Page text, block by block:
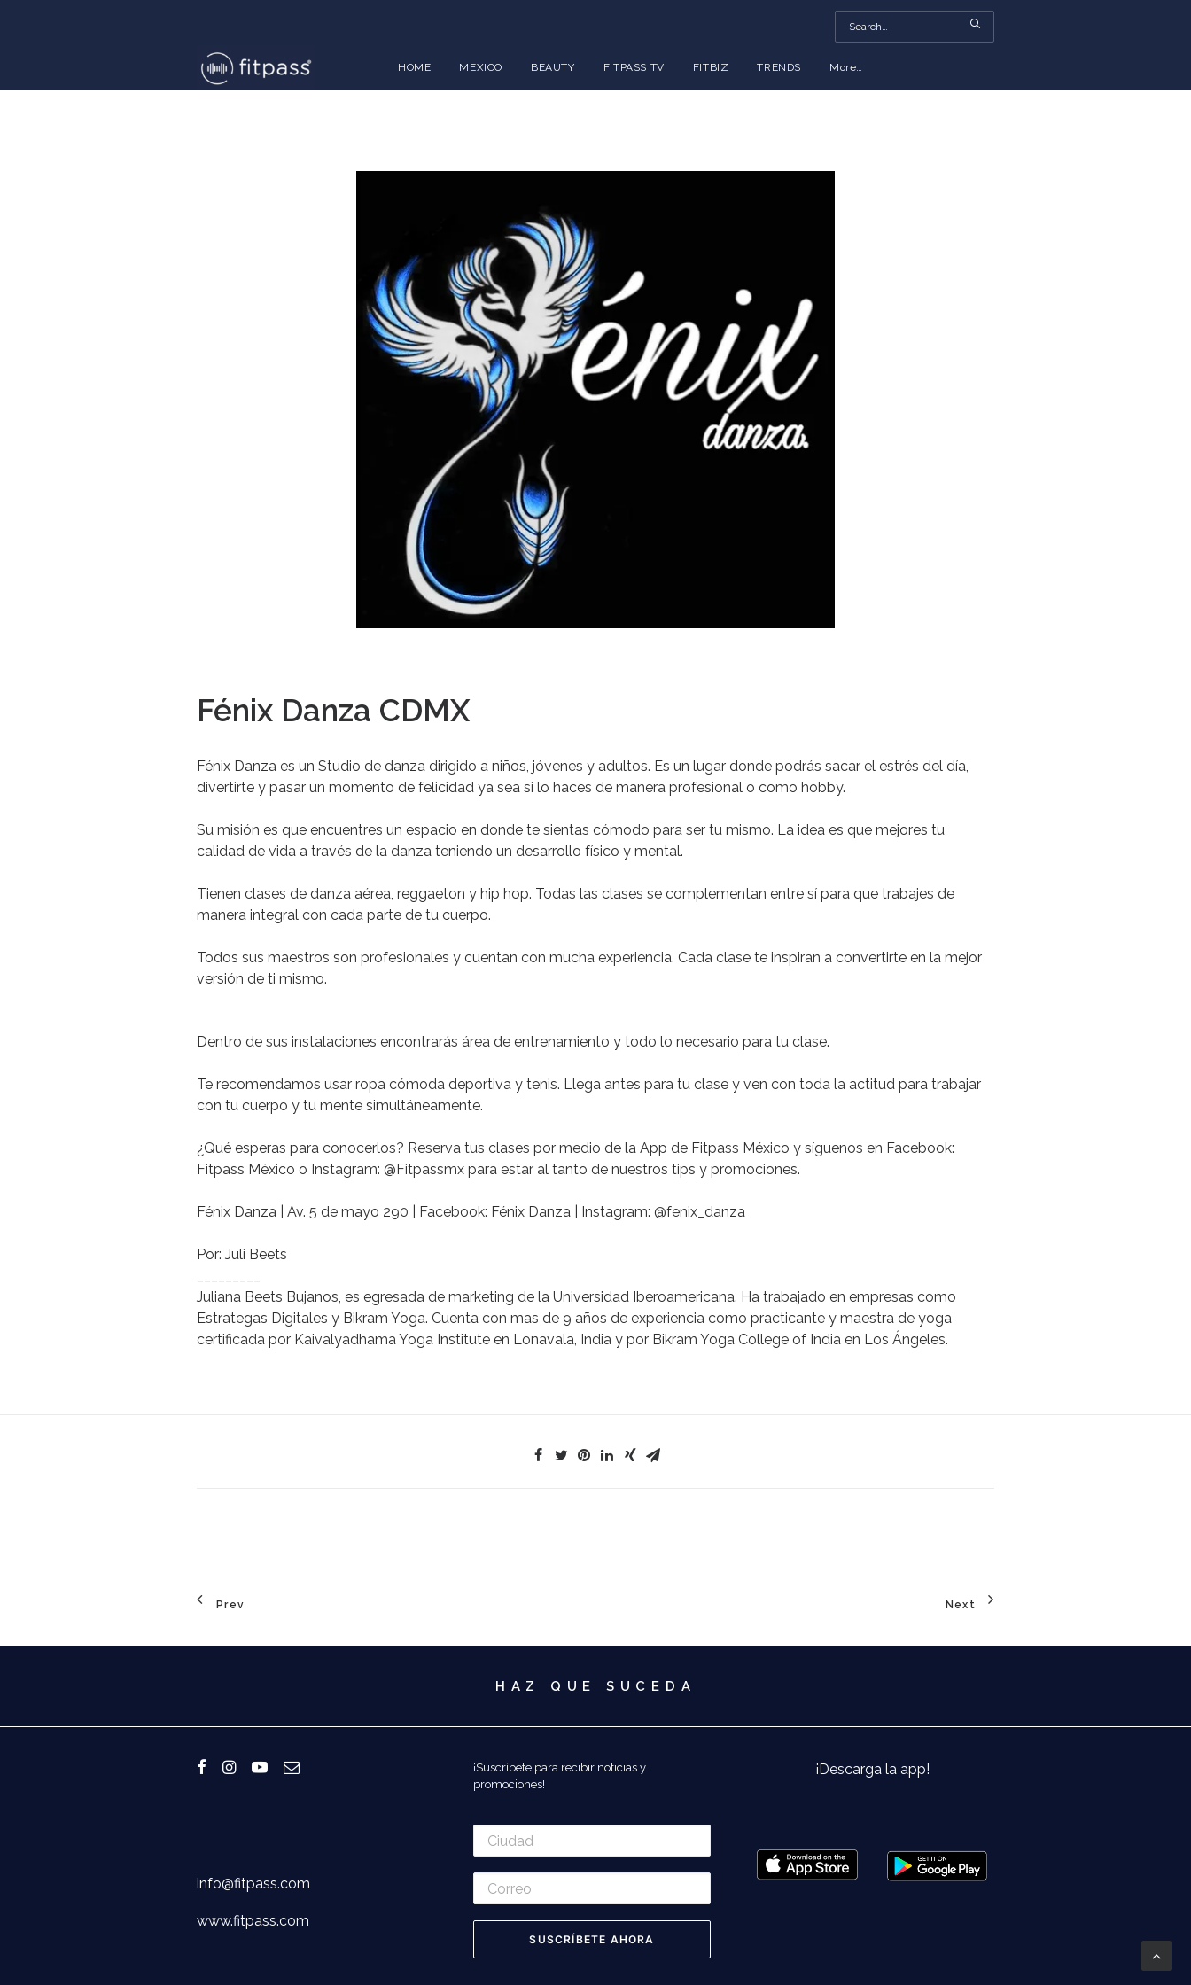
HOME MEXICO BEAUTY FITPASS TV FITBIZ TRENDS More…
Fénix Danza CDMX
Fénix Danza es un Studio de danza dirigido a niños, jóvenes y adultos. Es un lugar donde podrás sacar el estrés del día,
divertirte y pasar un momento de felicidad ya sea si lo haces de manera profesional o como hobby.
Su misión es que encuentres un espacio en donde te sientas cómodo para ser tu mismo. La idea es que mejores tu
calidad de vida a través de la danza teniendo un desarrollo físico y mental.
Tienen clases de danza aérea, reggaeton y hip hop. Todas las clases se complementan entre sí para que trabajes de
manera integral con cada parte de tu cuerpo.
Todos sus maestros son profesionales y cuentan con mucha experiencia. Cada clase te inspiran a convertirte en la mejor
versión de ti mismo.
Dentro de sus instalaciones encontrarás área de entrenamiento y todo lo necesario para tu clase.
Te recomendamos usar ropa cómoda deportiva y tenis. Llega antes para tu clase y ven con toda la actitud para trabajar
con tu cuerpo y tu mente simultáneamente.
¿Qué esperas para conocerlos? Reserva tus clases por medio de la App de Fitpass México y síguenos en Facebook:
Fitpass México o Instagram: @Fitpassmx para estar al tanto de nuestros tips y promociones.
Fénix Danza | Av. 5 de mayo 290 | Facebook: Fénix Danza | Instagram: @fenix_danza
Por: Juli Beets
Juliana Beets Bujanos, es egresada de marketing de la Universidad Iberoamericana. Ha trabajado en empresas como
Estrategas Digitales y Bikram Yoga. Cuenta con mas de 9 años de experiencia como practicante y maestra de yoga
certificada por Kaivalyadhama Yoga Institute en Lonavala, India y por Bikram Yoga College of India en Los Ángeles.
Prev Next
HAZ QUE SUCEDA
info@fitpass.com
www.fitpass.com
¡Suscríbete para recibir noticias y
promociones!
¡Descarga la app!